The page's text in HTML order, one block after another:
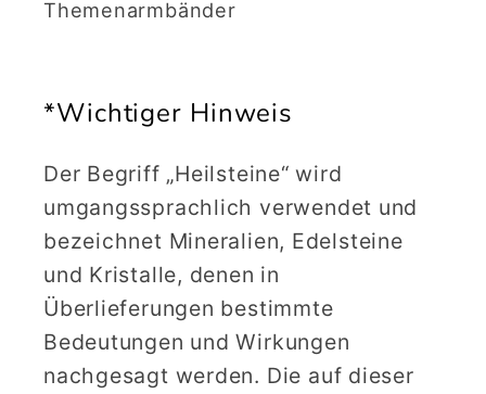
Themenarmbänder
*Wichtiger Hinweis
Der Begriff „Heilsteine“ wird
umgangssprachlich verwendet und
bezeichnet Mineralien, Edelsteine
und Kristalle, denen in
Überlieferungen bestimmte
Bedeutungen und Wirkungen
nachgesagt werden. Die auf dieser